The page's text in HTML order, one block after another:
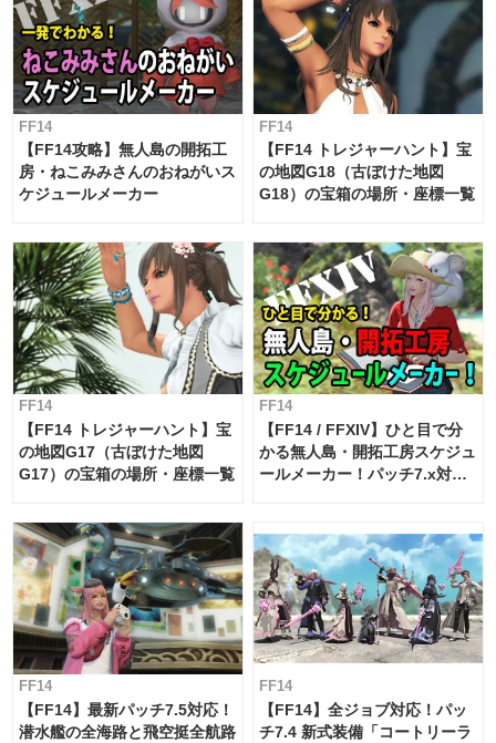
FF14
【FF14攻略】無人島の開拓工
房・ねこみみさんのおねがいス
ケジュールメーカー
FF14
【FF14 トレジャーハント】宝
の地図G18（古ぼけた地図
G18）の宝箱の場所・座標一覧
FF14
【FF14 トレジャーハント】宝
の地図G17（古ぼけた地図
G17）の宝箱の場所・座標一覧
FF14
【FF14 / FFXIV】ひと目で分
かる無人島・開拓工房スケジュ
ールメーカー！パッチ7.x対応
FF14
【FF14】最新パッチ7.5対応！
潜水艦の全海路と飛空挺全航路
FF14
【FF14】全ジョブ対応！パッ
チ7.4 新式装備「コートリーラ